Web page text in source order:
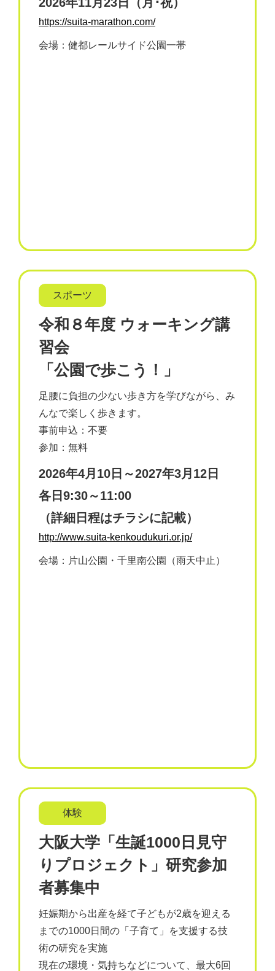
2026年11月23日（月･祝）
https://suita-marathon.com/
会場：健都レールサイド公園一帯
スポーツ
令和８年度 ウォーキング講
習会
「公園で歩こう！」
足腰に負担の少ない歩き方を学びながら、み
んなで楽しく歩きます。
事前申込：不要
参加：無料
2026年4月10日～2027年3月12日
各日9:30～11:00
（詳細日程はチラシに記載）
http://www.suita-kenkoudukuri.or.jp/
会場：片山公園・千里南公園（雨天中止）
体験
大阪大学「生誕1000日見守
りプロジェクト」研究参加
者募集中
妊娠期から出産を経て子どもが2歳を迎える
までの1000日間の「子育て」を支援する技
術の研究を実施
現在の環境・気持ちなどについて、最大6回